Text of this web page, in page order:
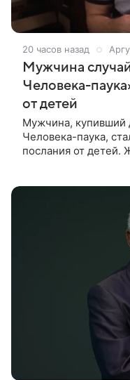
20 часов назад
Мужчина
Человека-
от детей
Мужчина, купивший
Человека-паука,
послания от детей.